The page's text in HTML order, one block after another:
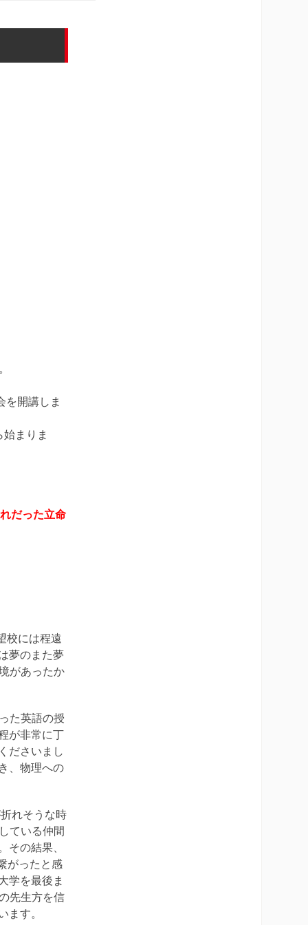
を開講しま
まりま
だった立命
校には程遠
夢のまた夢
があったか
た英語の授
が非常に丁
ださいまし
、物理への
れそうな時
ている仲間
その結果、
がったと感
学を最後ま
先生方を信
ます。